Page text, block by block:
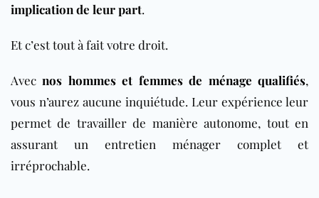
implication de leur part.
Et c’est tout à fait votre droit.
Avecnos hommes et femmes de ménage qualifiés,
vous n’aurez aucune inquiétude. Leur expérience leur
permet de travailler de manière autonome, tout en
assurant un entretien ménager complet et
irréprochable.